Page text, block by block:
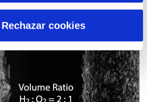
Rechazar cookies